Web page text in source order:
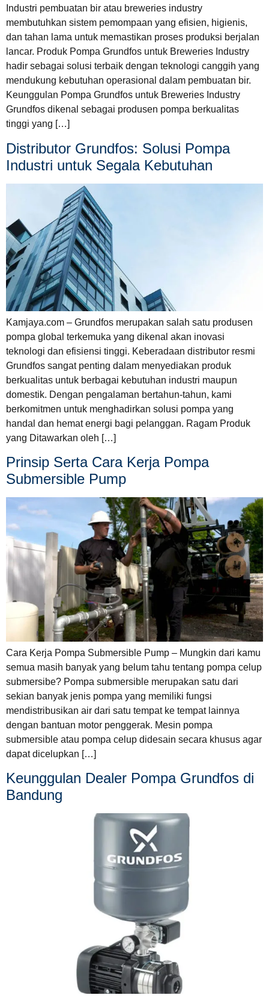
Industri pembuatan bir atau breweries industry
membutuhkan sistem pemompaan yang efisien, higienis,
dan tahan lama untuk memastikan proses produksi berjalan
lancar. Produk Pompa Grundfos untuk Breweries Industry
hadir sebagai solusi terbaik dengan teknologi canggih yang
mendukung kebutuhan operasional dalam pembuatan bir.
Keunggulan Pompa Grundfos untuk Breweries Industry
Grundfos dikenal sebagai produsen pompa berkualitas
tinggi yang […]
Distributor Grundfos: Solusi Pompa
Industri untuk Segala Kebutuhan
Kamjaya.com – Grundfos merupakan salah satu produsen
pompa global terkemuka yang dikenal akan inovasi
teknologi dan efisiensi tinggi. Keberadaan distributor resmi
Grundfos sangat penting dalam menyediakan produk
berkualitas untuk berbagai kebutuhan industri maupun
domestik. Dengan pengalaman bertahun-tahun, kami
berkomitmen untuk menghadirkan solusi pompa yang
handal dan hemat energi bagi pelanggan. Ragam Produk
yang Ditawarkan oleh […]
Prinsip Serta Cara Kerja Pompa
Submersible Pump
Cara Kerja Pompa Submersible Pump – Mungkin dari kamu
semua masih banyak yang belum tahu tentang pompa celup
submersibe? Pompa submersible merupakan satu dari
sekian banyak jenis pompa yang memiliki fungsi
mendistribusikan air dari satu tempat ke tempat lainnya
dengan bantuan motor penggerak. Mesin pompa
submersible atau pompa celup didesain secara khusus agar
dapat dicelupkan […]
Keunggulan Dealer Pompa Grundfos di
Bandung